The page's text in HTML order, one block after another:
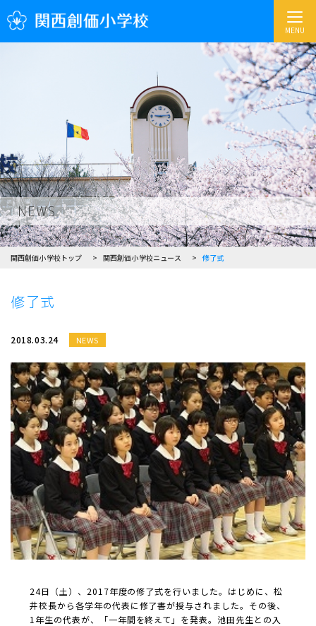
MENU
NEWS
関西創価小学校トップ 関西創価小学校ニュース 修了式
修了式
2018.03.24 NEWS
24日（土）、2017年度の修了式を行いました。はじめに、松
井校長から各学年の代表に修了書が授与されました。その後、
1年生の代表が、「一年間を終えて」を発表。池田先生との入